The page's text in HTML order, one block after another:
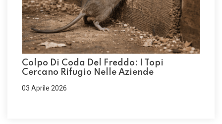
Colpo Di Coda Del Freddo: I Topi
Cercano Rifugio Nelle Aziende
03 Aprile 2026